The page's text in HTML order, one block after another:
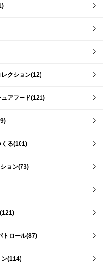
クション(12)
アフード(121)
くる(101)
ョン(73)
トロール(87)
ン(114)